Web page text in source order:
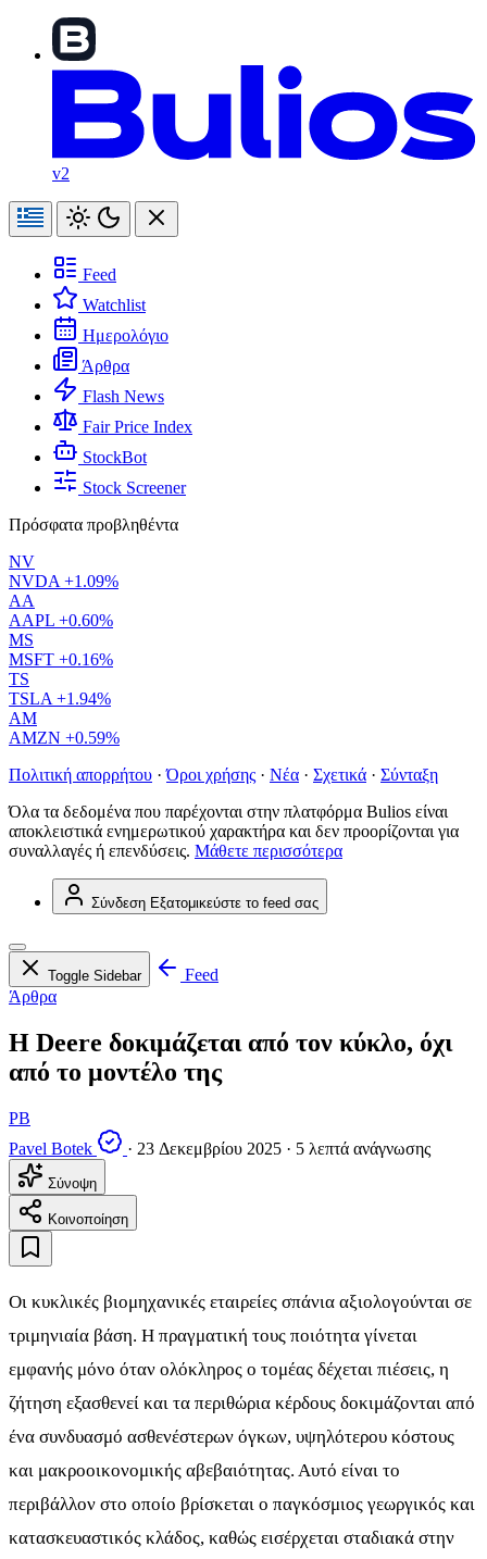
v2
Feed
Watchlist
Ημερολόγιο
Άρθρα
Flash News
Fair Price Index
StockBot
Stock Screener
Πρόσφατα προβληθέντα
NV
NVDA +1.09%
AA
AAPL +0.60%
MS
MSFT +0.16%
TS
TSLA +1.94%
AM
AMZN +0.59%
Πολιτική απορρήτου · Όροι χρήσης · Νέα · Σχετικά · Σύνταξη
Όλα τα δεδομένα που παρέχονται στην πλατφόρμα Bulios είναι
αποκλειστικά ενημερωτικού χαρακτήρα και δεν προορίζονται για
συναλλαγές ή επενδύσεις. Μάθετε περισσότερα
Σύνδεση Εξατομικεύστε το feed σας
Toggle Sidebar
Feed
Άρθρα
Η Deere δοκιμάζεται από τον κύκλο, όχι
από το μοντέλο της
PB
Pavel Botek
· 23 Δεκεμβρίου 2025 · 5 λεπτά ανάγνωσης
Σύνοψη
Κοινοποίηση
Οι κυκλικές βιομηχανικές εταιρείες σπάνια αξιολογούνται σε
τριμηνιαία βάση. Η πραγματική τους ποιότητα γίνεται
εμφανής μόνο όταν ολόκληρος ο τομέας δέχεται πιέσεις, η
ζήτηση εξασθενεί και τα περιθώρια κέρδους δοκιμάζονται από
ένα συνδυασμό ασθενέστερων όγκων, υψηλότερου κόστους
και μακροοικονομικής αβεβαιότητας. Αυτό είναι το
περιβάλλον στο οποίο βρίσκεται ο παγκόσμιος γεωργικός και
κατασκευαστικός κλάδος, καθώς εισέρχεται σταδιακά στην